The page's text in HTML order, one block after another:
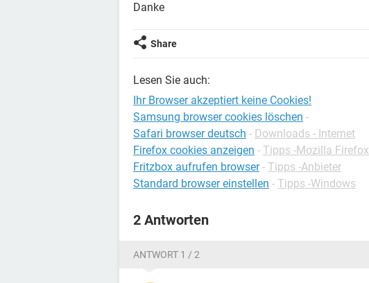
Danke
Share
Lesen Sie auch:
Ihr Browser akzeptiert keine Cookies!
Samsung browser cookies löschen -
Safari browser deutsch - Downloads - Internet
Firefox cookies anzeigen - Tipps -Mozilla Firefox
Fritzbox aufrufen browser - Tipps -Anbieter
Standard browser einstellen - Tipps -Windows
2 Antworten
ANTWORT 1 / 2